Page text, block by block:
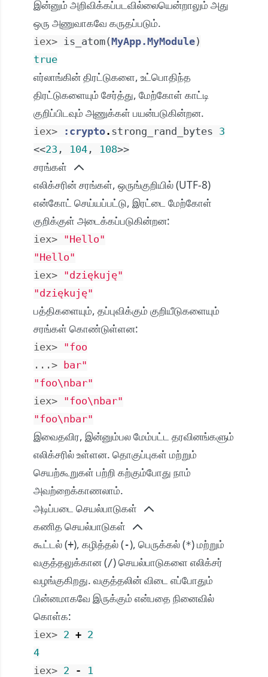
இன்னும் அறிவிக்கப்படவில்லையென்றாலும் அது
ஒரு அணுவாகவே கருதப்படும்.
iex> is_atom(MyApp.MyModule)
true
எர்லாங்கின் திரட்டுகளை, உட்பொதிந்த
திரட்டுகளையும் சேர்த்து, மேற்கோள் காட்டி
குறிப்பிடவும் அணுக்கள் பயன்படுகின்றன.
iex> :crypto. strong_rand_bytes 3
<<23 , 104 , 108>>
சரங்கள்
எலிக்சரின் சரங்கள், ஒருங்குறியில் (UTF-8)
என்கோட் செய்யப்பட்டு, இரட்டை மேற்கோள்
குறிக்குள் அடைக்கப்படுகின்றன:
iex> "Hello"
"Hello"
iex> "dziękuję"
"dziękuję"
பத்திகளையும், தப்புவிக்கும் குறியீடுகளையும்
சரங்கள் கொண்டுள்ளன:
iex> "foo
...>
bar"
"foo\n bar"
iex> "foo\n bar"
"foo\n bar"
இவைதவிர, இன்னும்பல மேம்பட்ட தரவினங்களும்
எலிக்சரில் உள்ளன. தொகுப்புகள் மற்றும்
செயற்கூறுகள் பற்றி கற்கும்போது நாம்
அவற்றைக்காணலாம்.
அடிப்படை செயல்பாடுகள்
கணித செயல்பாடுகள்
கூட்டல் (+), கழித்தல் (-), பெருக்கல் (*) மற்றும்
வகுத்தலுக்கான (/) செயல்பாடுகளை எலிக்சர்
வழங்குகிறது. வகுத்தலின் விடை எப்போதும்
பின்னமாகவே இருக்கும் என்பதை நினைவில்
கொள்க:
iex> 2 + 2
4
iex> 2 -
1